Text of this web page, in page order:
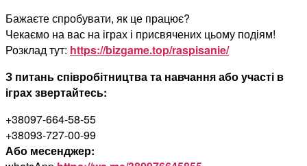
Бажаєте спробувати, як це працює?
Чекаємо на вас на іграх і присвячених цьому подіям!
Розклад тут: https://bizgame.top/raspisanie/
З питань співробітництва та навчання або участі в
іграх звертайтесь:
+38097-664-58-55
+38093-727-00-99
Або месенджер: